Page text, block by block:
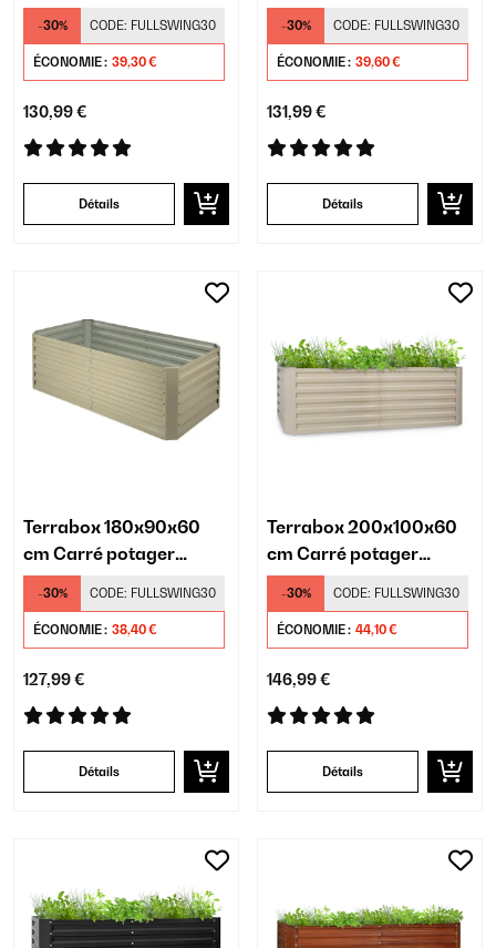
Argent
-30% CODE: FULLSWING30
ÉCONOMIE : 39,30 €
130,99 €
Détails
Crème
-30% CODE: FULLSWING30
ÉCONOMIE : 39,60 €
131,99 €
Détails
Terrabox 180x90x60
cm Carré potager
Crème
-30% CODE: FULLSWING30
ÉCONOMIE : 38,40 €
127,99 €
Détails
Terrabox 200x100x60
cm Carré potager
Crème
-30% CODE: FULLSWING30
ÉCONOMIE : 44,10 €
146,99 €
Détails